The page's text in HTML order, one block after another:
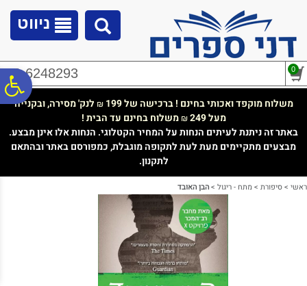
נגישות
ניווט
02-6248293 0
משלוח מוקפד ואכותי בחינם ! ברכישה של 199 ₪ לנק' מסירה, ובקנייה
מעל 249
₪משלוח בחינם עד הבית !
באתר זה ניתנת לעיתים הנחות על המחיר הקטלוגי. הנחות אלו אינן מבצע.
מבצעים מתקיימים מעת לעת לתקופה מוגבלת, כמפורסם באתר ובהתאם
לתקנון.
ראשי >סיפורת >מתח - ריגול >הבן האובד